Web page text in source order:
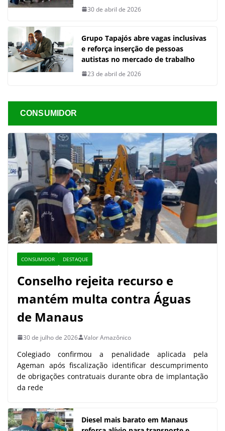
30 de abril de 2026
Grupo Tapajós abre vagas inclusivas
e reforça inserção de pessoas
autistas no mercado de trabalho
23 de abril de 2026
CONSUMIDOR
CONSUMIDOR DESTAQUE
Conselho rejeita recurso e
mantém multa contra Águas
de Manaus
30 de julho de 2026 Valor Amazônico
Colegiado confirmou a penalidade aplicada pela
Ageman após fiscalização identificar descumprimento
de obrigações contratuais durante obra de implantação
da rede
Diesel mais barato em Manaus